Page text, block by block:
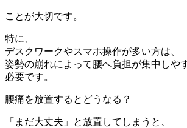
ことが大切です。
特に、
デスクワークやスマホ操作が多い方は、
姿勢の崩れによって腰へ負担が集中しや
必要です。
腰痛を放置するとどうなる？
「まだ大丈夫」と放置してしまうと、